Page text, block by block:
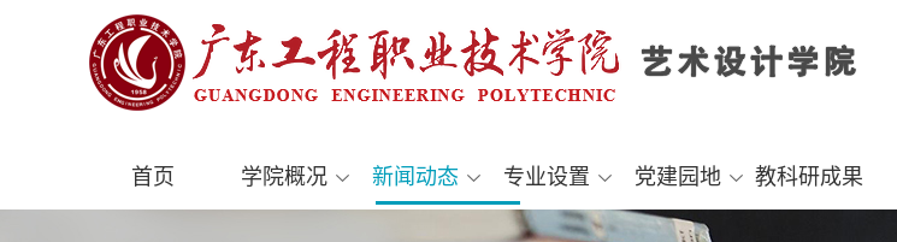
首页 学院概况 新闻动态 专业设置 党建园地 教科研成果